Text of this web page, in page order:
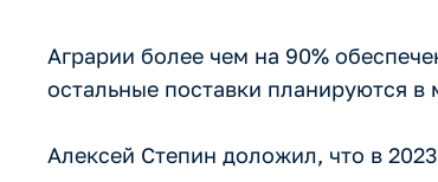
Аграрии более чем на 90%
остальные поставки планируются в
Алексей Степин доложил, что в